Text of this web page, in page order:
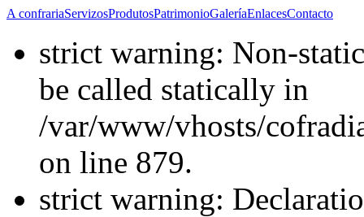
A confrariaServizosProdutosPatrimonioGaleríaEnlacesContacto
strict warning: Non-
be called statically in
/var/www/vhosts/
on line 879.
strict warning: